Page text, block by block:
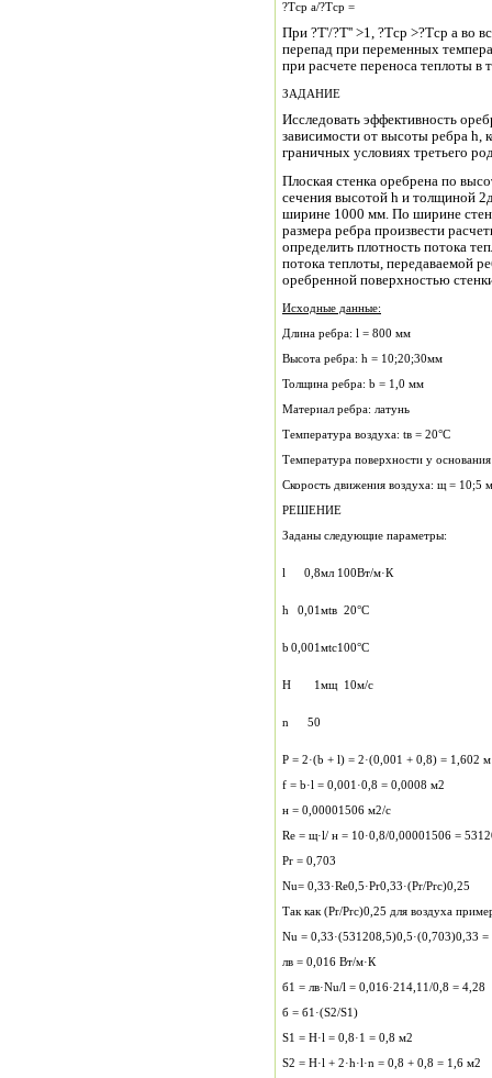
?Тср а/?Тср =
При ?Т'/?Т'' >1, ?Тср >?Тср а во
перепад при переменных
при расчете переноса теплоты в
ЗАДАНИЕ
Исследовать эффективность
зависимости от высоты ребра h,
граничных условиях третьего
Плоская стенка оребрена по
сечения высотой h и толщиной
ширине 1000 мм. По ширине
размера ребра произвести
определить плотность потока
потока теплоты, передаваемой
оребренной поверхностью
Исходные данные:
Длина ребра: l = 800 мм
Высота ребра: h = 10;20;30мм
Толщина ребра: b = 1,0 мм
Материал ребра: латунь
Температура воздуха: tв = 20°С
Температура поверхности у
Скорость движения воздуха: щ = 10;5
РЕШЕНИЕ
Заданы следующие параметры:
l 0,8мл 100Вт/м·К
h 0,01мtв 20°С
b 0,001мtс100°С
H 1мщ 10м/с
n 50
P = 2·(b + l) = 2·(0,001 + 0,8) = 1,602 м
f = b·l = 0,001·0,8 = 0,0008 м2
н = 0,00001506 м2/с
Re = щ·l/ н = 10·0,8/0,00001506 =
Pr = 0,703
Nu= 0,33·Re0,5·Pr0,33·(Pr/Prс)0,25
Так как (Pr/Prс)0,25 для воздуха
Nu = 0,33·(531208,5)0,5·(0,703)0,33 =
лв = 0,016 Вт/м·К
б1 = лв·Nu/l = 0,016·214,11/0,8 = 4,28
б = б1·(S2/S1)
S1 = H·l = 0,8·1 = 0,8 м2
S2 = H·l + 2·h·l·n = 0,8 + 0,8 = 1,6 м2